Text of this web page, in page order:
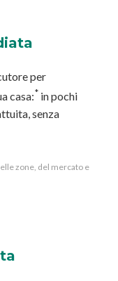
per
casa:* inpochi
senza
zone, del mercato e